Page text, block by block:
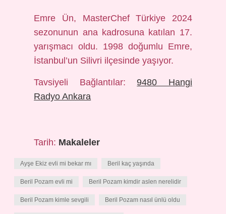
Emre Ün, MasterChef Türkiye 2024
sezonunun ana kadrosuna katılan 17.
yarışmacı oldu. 1998 doğumlu Emre,
İstanbul’un Silivri ilçesinde yaşıyor.
Tavsiyeli Bağlantılar:9480 Hangi
Radyo Ankara
Tarih: Makaleler
Ayşe Ekiz evli mi bekar mı Beril kaç yaşında
Beril Pozam evli mi Beril Pozam kimdir aslen nerelidir
Beril Pozam kimle sevgili Beril Pozam nasıl ünlü oldu